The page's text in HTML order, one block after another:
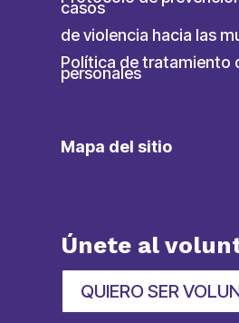
casos
de violencia hacia las
Política de tratamiento
personales
Mapa del sitio
Únete al
QUIERO SER